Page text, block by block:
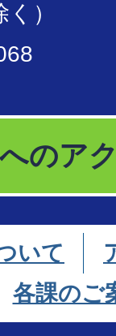
）
のア
いて
各課のご